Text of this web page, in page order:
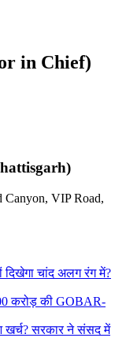
in Chief)
Canyon, VIP Road,
दिखेगा चांद अलग रंग में?
करोड़ की GOBAR-
खर्च? सरकार ने संसद में